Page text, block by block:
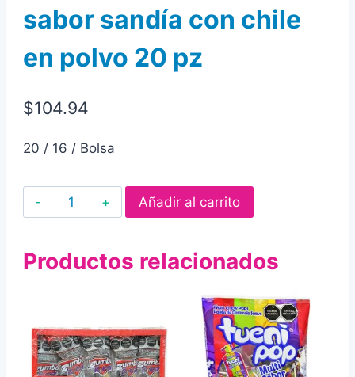
sabor sandía con chile
en polvo 20 pz
$104.94
20 / 16 / Bolsa
Paleta
de
macizo
candy
pop
sabor
Añadir al carrito
Productos relacionados